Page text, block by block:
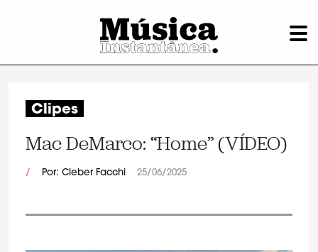
Clipes
Mac DeMarco: “Home” (VÍDEO)
/ Por: Cleber Facchi 25/06/2025